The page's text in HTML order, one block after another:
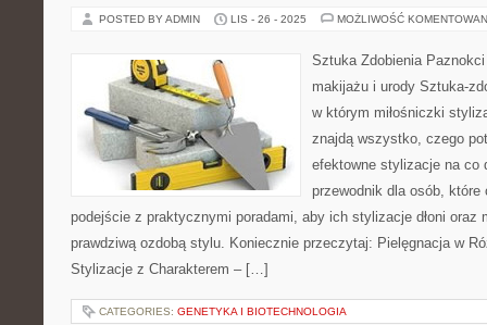
POSTED BY ADMIN LIS - 26 - 2025 MOŻLIWOŚĆ
Sztuka Zdobienia
makijażu i urody Sztuka-
w którym miłośniczki
znajdą wszystko, czego
efektowne stylizacje na co
przewodnik dla osób, które
podejście z praktycznymi poradami, aby ich stylizacje dłoni oraz
prawdziwą ozdobą stylu. Koniecznie przeczytaj: Pielęgnacja w
Stylizacje z Charakterem – […]
CATEGORIES: GENETYKA I BIOTECHNOLOGIA